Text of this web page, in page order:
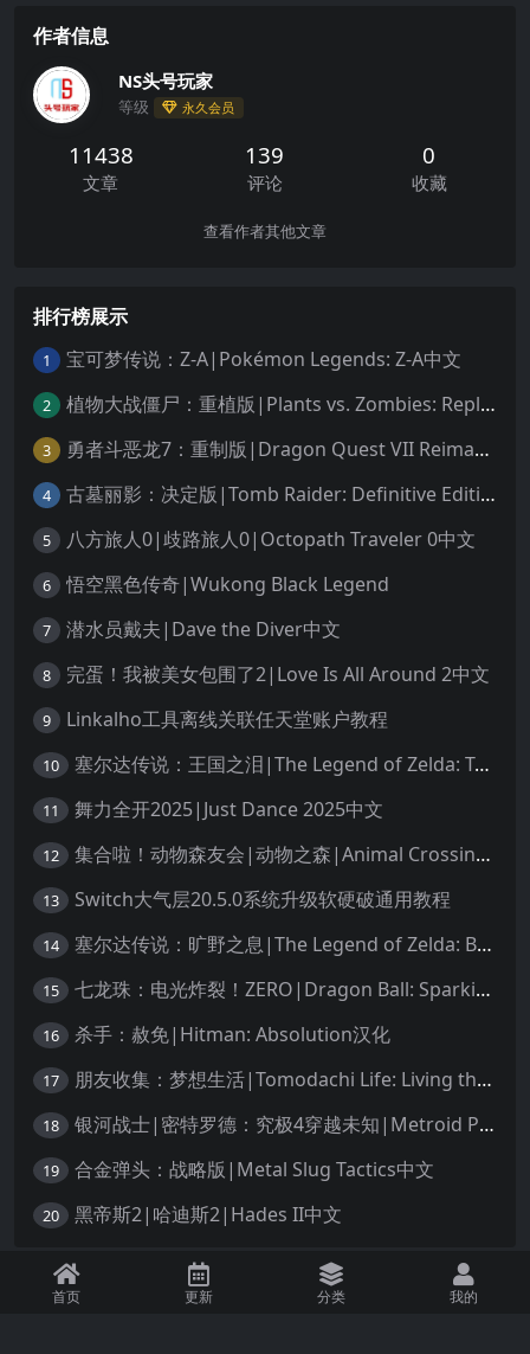
作者信息
NS头号玩家
等级 永久会员
11438
文章
139
评论
0
收藏
查看作者其他文章
排行榜展示
1 宝可梦传说：Z-A|Pokémon Legends: Z-A中文
2 植物大战僵尸：重植版|Plants vs. Zombies: Replanted中文
3 勇者斗恶龙7：重制版|Dragon Quest VII Reimagined中文
4 古墓丽影：决定版|Tomb Raider: Definitive Edition中文
5 八方旅人0|歧路旅人0|Octopath Traveler 0中文
6 悟空黑色传奇|Wukong Black Legend
7 潜水员戴夫|Dave the Diver中文
8 完蛋！我被美女包围了2|Love Is All Around 2中文
9 Linkalho工具离线关联任天堂账户教程
10 塞尔达传说：王国之泪|The Legend of Zelda: Tears of the Kingdom中文
11 舞力全开2025|Just Dance 2025中文
12 集合啦！动物森友会|动物之森|Animal Crossing: New Horizons中文
13 Switch大气层20.5.0系统升级软硬破通用教程
14 塞尔达传说：旷野之息|The Legend of Zelda: Breath of the Wild中文
15 七龙珠：电光炸裂！ZERO|Dragon Ball: Sparking! Zero中文
16 杀手：赦免|Hitman: Absolution汉化
17 朋友收集：梦想生活|Tomodachi Life: Living the Dream中文
18 银河战士|密特罗德：究极4穿越未知|Metroid Prime 4: Beyond中文
19 合金弹头：战略版|Metal Slug Tactics中文
20 黑帝斯2|哈迪斯2|Hades II中文
免责声明：本站资源均源自网络，诺涉及您的版权，知识产权或其他利益，请附
首页 更新 分类 我的